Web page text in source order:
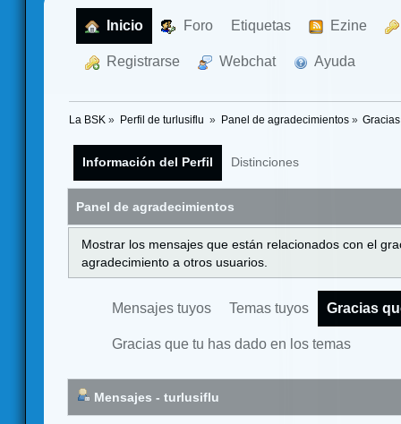
Inicio Foro Etiquetas Ezine
Registrarse Webchat Ayuda
La BSK » Perfil de turlusiflu » Panel de agradecimientos»
Información del Perfil Distinciones
Panel de agradecimientos
Mostrar los mensajes que están relacionados con el
agradecimiento a otros usuarios.
Mensajes tuyos Temas tuyos Gracias
Gracias que tu has dado en los temas
Mensajes - turlusiflu